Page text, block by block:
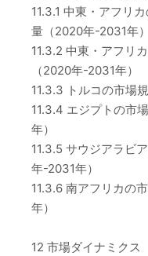
11.3.1 中東・アフリ
量（2020年-2031年）
11.3.2 中東・アフリ
（2020年-2031年）
11.3.3 トルコの市場
11.3.4 エジプトの市
年）
11.3.5 サウジアラビ
年-2031年）
11.3.6 南アフリカの
年）
12 市場ダイナミクス